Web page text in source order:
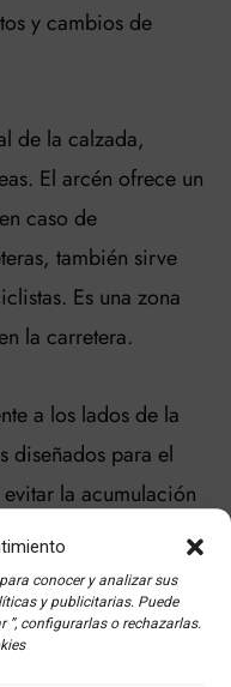
conocer y analizar sus
y publicitarias. Puede
”, configurarlas o rechazarlas.
y cambios de
de la calzada,
El arcén ofrece un
caso de
también sirve
Es una zona
la carretera.
a los lados de la
diseñados para el
la acumulación
causar